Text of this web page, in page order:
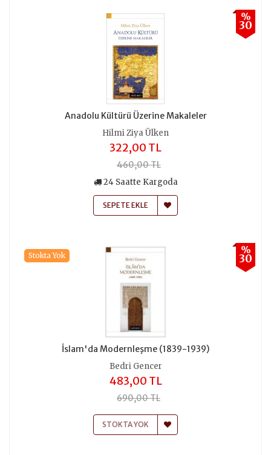
%
30
Anadolu Kültürü Üzerine Makaleler
Hilmi Ziya Ülken
322,00 TL
460,00 TL
24 Saatte Kargoda
SEPETE EKLE
%
30
Stokta Yok
İslam'da Modernleşme (1839-1939)
Bedri Gencer
483,00 TL
690,00 TL
STOKTA YOK